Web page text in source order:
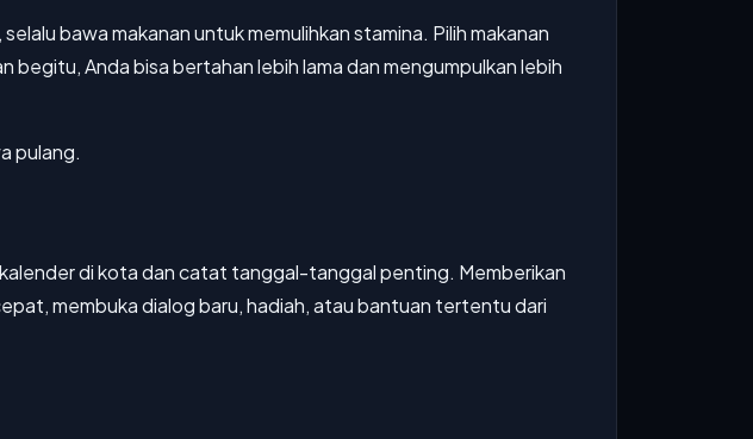
bawa makanan untuk memulihkan stamina. Pilih makanan
Anda bisa bertahan lebih lama dan mengumpulkan lebih
pulang.
di kota dan catat tanggal-tanggal penting. Memberikan
membuka dialog baru, hadiah, atau bantuan tertentu dari